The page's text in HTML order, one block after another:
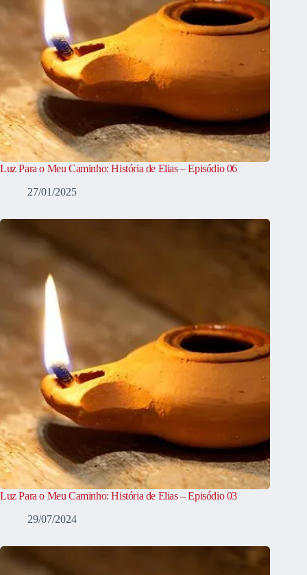
Luz Para o Meu Caminho: História de Elias – Episódio 06
27/01/2025
Luz Para o Meu Caminho: História de Elias – Episódio 03
29/07/2024